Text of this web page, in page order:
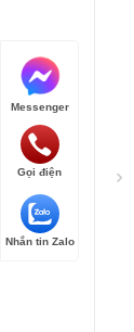
Messenger
Gọi điện
Nhắn tin Zalo